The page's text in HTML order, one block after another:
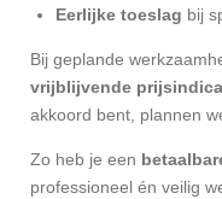
Eerlijke toeslag bij
Bij geplande
vrijblijvende
akkoord bent, plannen
Zo heb je een
professioneel én veilig